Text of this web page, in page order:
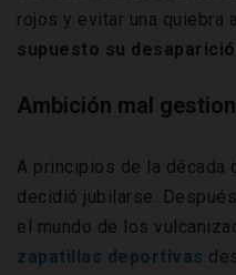
rojos y evitar una quiebra
supuesto su
Ambición mal
A principios de la década
decidió jubilarse.
el mundo de los
zapatillas deportivas